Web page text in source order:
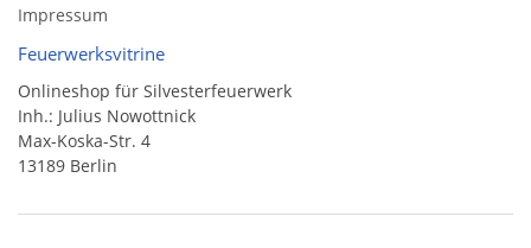
Impressum
Feuerwerksvitrine
Onlineshop für Silvesterfeuerwerk
Inh.: Julius Nowottnick
Max-Koska-Str. 4
13189 Berlin